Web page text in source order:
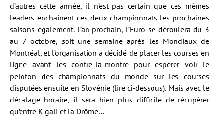
d’autres cette année, il n’est pas certain que ces mêmes
leaders enchaînent ces deux championnats les prochaines
saisons également. L’an prochain, l’Euro se déroulera du 3
au 7 octobre, soit une semaine après les Mondiaux de
Montréal, et l’organisation a décidé de placer les courses en
ligne avant les contre-la-montre pour espérer voir le
peloton des championnats du monde sur les courses
disputées ensuite en Slovénie (lire ci-dessous). Mais avec le
décalage horaire, il sera bien plus difficile de récupérer
qu’entre Kigali et la Drôme…